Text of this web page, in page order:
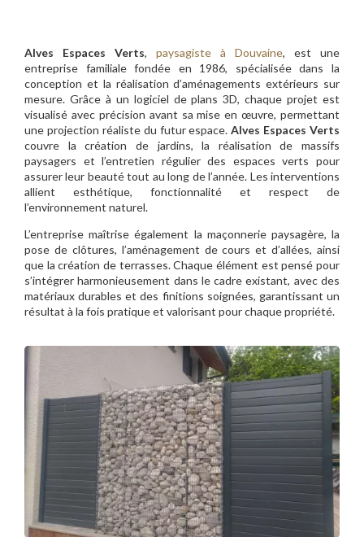
Alves Espaces Verts, paysagiste à Douvaine, est une
entreprise familiale fondée en 1986, spécialisée dans la
conception et la réalisation d’aménagements extérieurs sur
mesure. Grâce à un logiciel de plans 3D, chaque projet est
visualisé avec précision avant sa mise en œuvre, permettant
une projection réaliste du futur espace.Alves Espaces Verts
couvre la création de jardins, la réalisation de massifs
paysagers et l’entretien régulier des espaces verts pour
assurer leur beauté tout au long de l’année. Les interventions
allient esthétique, fonctionnalité et respect de
l’environnement naturel.
L’entreprise maîtrise également la maçonnerie paysagère, la
pose de clôtures, l’aménagement de cours et d’allées, ainsi
que la création de terrasses. Chaque élément est pensé pour
s’intégrer harmonieusement dans le cadre existant, avec des
matériaux durables et des finitions soignées, garantissant un
résultat à la fois pratique et valorisant pour chaque propriété.